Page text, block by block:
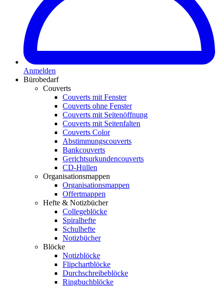
Anmelden
Bürobedarf
Couverts
Couverts mit Fenster
Couverts ohne Fenster
Couverts mit Seitenöffnung
Couverts mit Seitenfalten
Couverts Color
Abstimmungscouverts
Bankcouverts
Gerichtsurkundencouverts
CD-Hüllen
Organisationsmappen
Organisationsmappen
Offertmappen
Hefte & Notizbücher
Collegeblöcke
Spiralhefte
Schulhefte
Notizbücher
Blöcke
Notizblöcke
Flipchartblöcke
Durchschreibeblöcke
Ringbuchblöcke